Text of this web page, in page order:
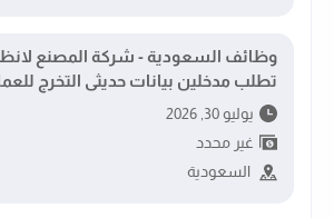
وظائف السعودية - شركة المصنع
تطلب مدخلين بيانات حديثى التخرج
يوليو 30, 2026
غير محدد
السعودية